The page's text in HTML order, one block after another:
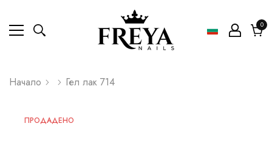
00
Начало Гел лак 714
ПРОДАДЕНО